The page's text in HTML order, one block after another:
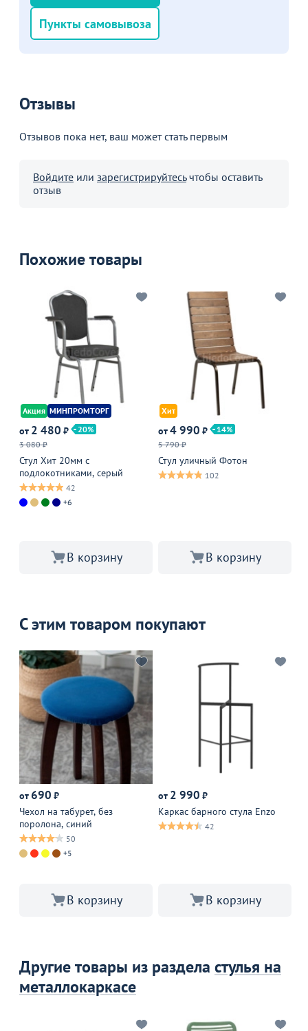
Пункты самовывоза
Отзывы
Отзывов пока нет, ваш может стать первым
Войдите или зарегистрируйтесьчтобы оставить
отзыв
Похожие товары
Акция МИНПРОМТОРГ
от 2 480 ₽
20
3 080 ₽
Стул Хит 20мм с
подлокотниками, серый
42
+6
В корзину
Хит
от4 990 ₽
14
5 790 ₽
Стул уличный Фотон
102
В корзину
С этим товаром покупают
от 690 ₽
Чехол на табурет, без
поролона, синий
50
+5
В корзину
от 2 990 ₽
Каркас барного стула Enzo
42
В корзину
Другие товары из раздела стулья на
металлокаркасе